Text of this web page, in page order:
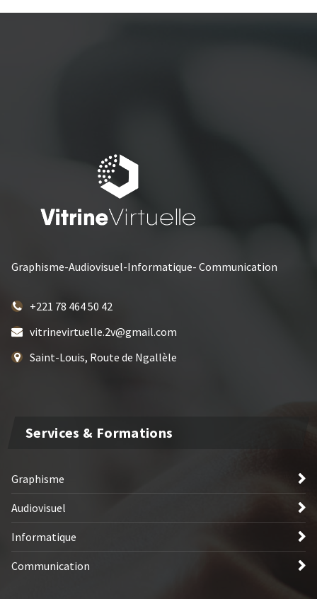
Graphisme-Audiovisuel-Informatique- Communication
+221 78 464 50 42
vitrinevirtuelle.2v@gmail.com
Saint-Louis, Route de Ngallèle
Services & Formations
Graphisme
Audiovisuel
Informatique
Communication